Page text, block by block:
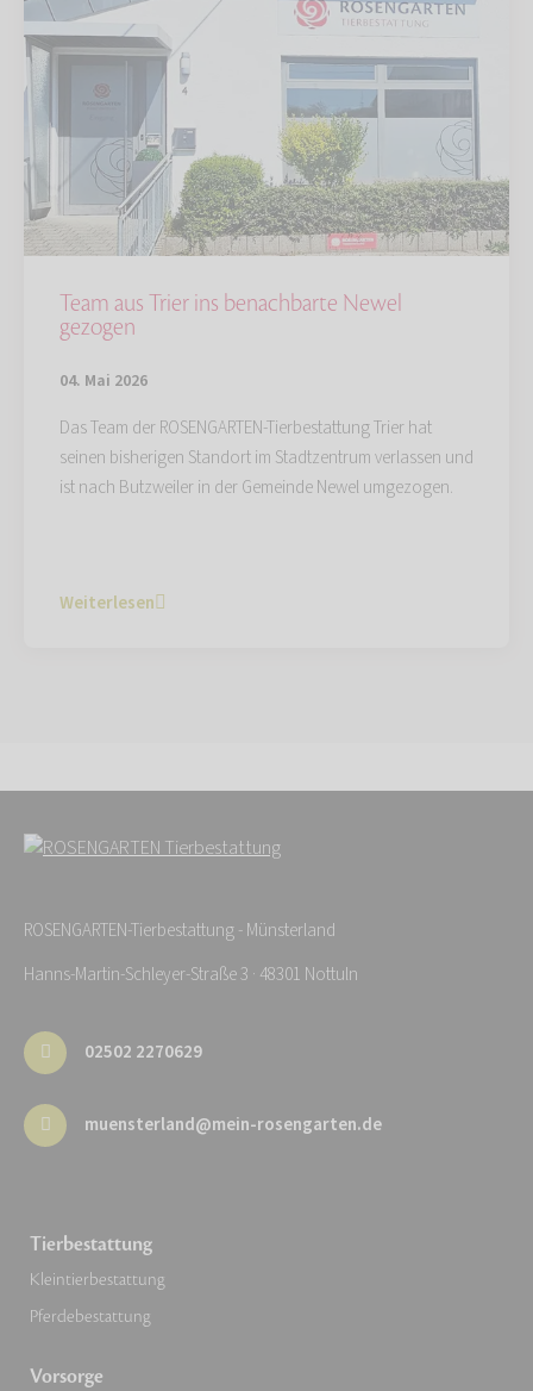
Team aus Trier ins benachbarte Newel
gezogen
04. Mai 2026
Das Team der ROSENGARTEN-Tierbestattung Trier hat
seinen bisherigen Standort im Stadtzentrum verlassen und
ist nach Butzweiler in der Gemeinde Newel umgezogen.
Weiterlesen
ROSENGARTEN-Tierbestattung - Münsterland
Hanns-Martin-Schleyer-Straße 3 · 48301 Nottuln
02502 2270629
muensterland@mein-rosengarten.de
Tierbestattung
Kleintierbestattung
Pferdebestattung
Vorsorge